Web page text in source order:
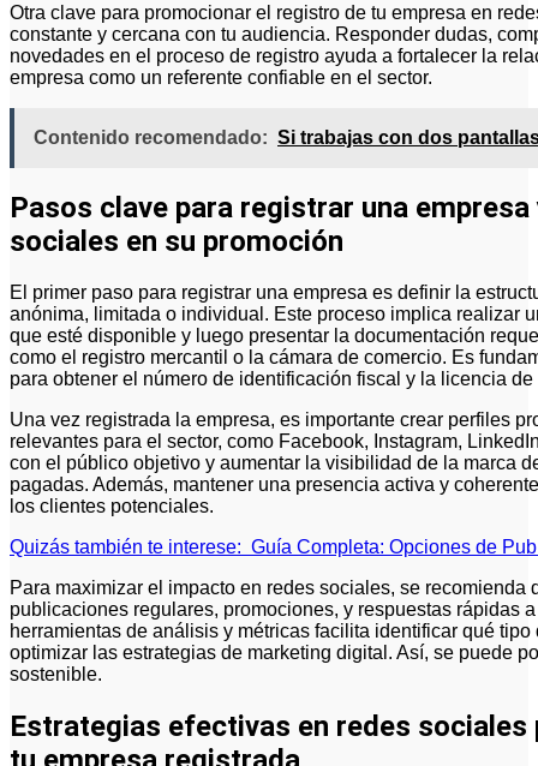
Otra clave para promocionar el registro de tu empresa en
constante y cercana con tu audiencia. Responder dudas,
novedades en el proceso de registro ayuda a fortalecer la
empresa como un referente confiable en el sector.
Contenido recomendado: Si trabajas con dos
Pasos clave para registrar una
sociales en su promoción
El primer paso para registrar una empresa es definir la
anónima, limitada o individual. Este proceso implica realizar
que esté disponible y luego presentar la documentación
como el registro mercantil o la cámara de comercio. Es
para obtener el número de identificación fiscal y la licencia
Una vez registrada la empresa, es importante crear perfiles
relevantes para el sector, como Facebook, Instagram,
con el público objetivo y aumentar la visibilidad de la marca
pagadas. Además, mantener una presencia activa y
los clientes potenciales.
Quizás también te interese: Guía Completa: Opciones de
Para maximizar el impacto en redes sociales, se
publicaciones regulares, promociones, y respuestas rápidas
herramientas de análisis y métricas facilita identificar qué
optimizar las estrategias de marketing digital. Así, se puede
sostenible.
Estrategias efectivas en redes